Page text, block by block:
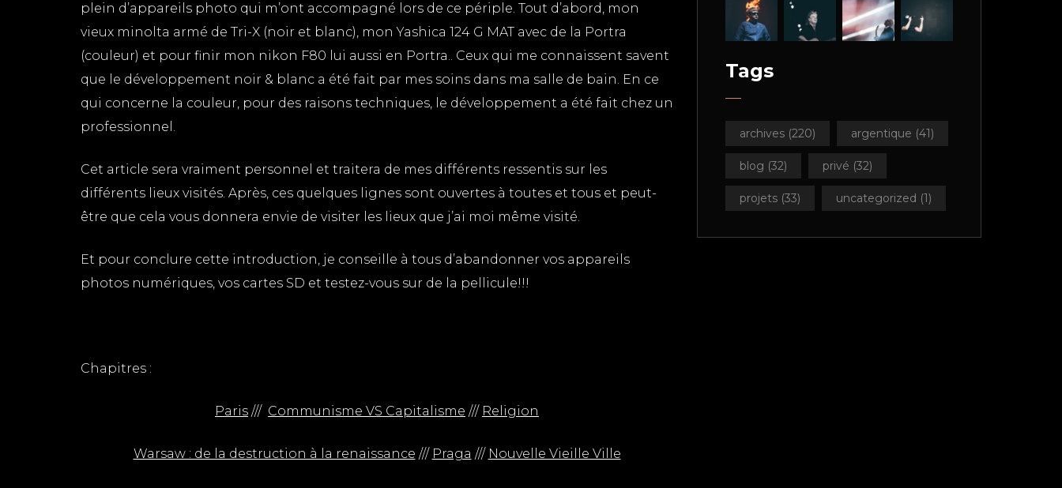
plein d’appareils photo qui m’ont accompagné lors de ce périple. Tout d’abord, mon
vieux minolta armé de Tri-X (noir et blanc), mon Yashica 124 G MAT avec de la Portra
(couleur) et pour finir mon nikon F80 lui aussi en Portra.. Ceux qui me connaissent savent
que le développement noir & blanc a été fait par mes soins dans ma salle de bain. En ce
qui concerne la couleur, pour des raisons techniques, le développement a été fait chez un
professionnel.
Cet article sera vraiment personnel et traitera de mes différents ressentis sur les
différents lieux visités. Après, ces quelques lignes sont ouvertes à toutes et tous et peut-
être que cela vous donnera envie de visiter les lieux que j’ai moi même visité.
Et pour conclure cette introduction, je conseille à tous d’abandonner vos appareils
photos numériques, vos cartes SD et testez-vous sur de la pellicule!!!
Chapitres :
Paris /// Communisme VS Capitalisme /// Religion
Warsaw : de la destruction à la renaissance /// Praga /// Nouvelle Vieille Ville
Tags
archives (220) argentique (41)
blog (32) privé (32)
projets (33) uncategorized (1)